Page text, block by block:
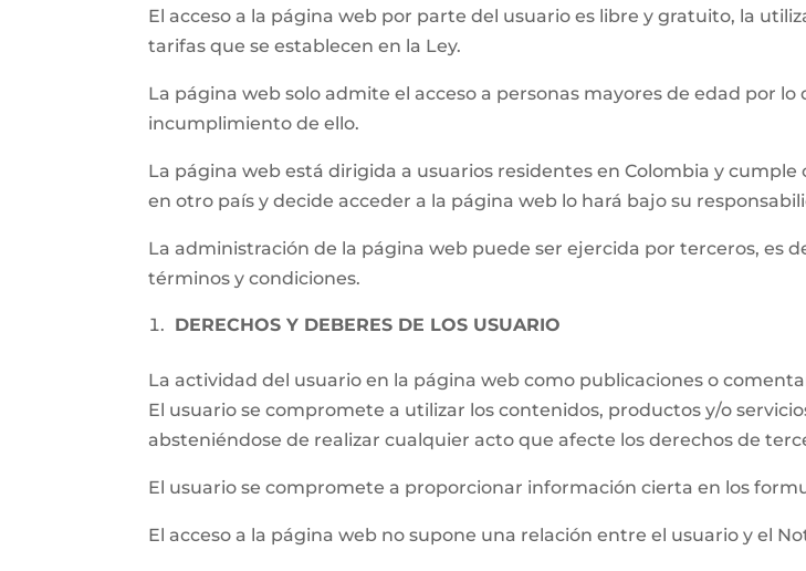
El acceso a la página web por parte del usuario es libre y gratuito, la
tarifas que se establecen en la Ley.
La página web solo admite el acceso a personas mayores de edad por
incumplimiento de ello.
La página web está dirigida a usuarios residentes en Colombia y
en otro país y decide acceder a la página web lo hará bajo su
La administración de la página web puede ser ejercida por terceros, es
términos y condiciones.
DERECHOS Y DEBERES DE LOS USUARIO
La actividad del usuario en la página web como publicaciones o
El usuario se compromete a utilizar los contenidos, productos y/o
absteniéndose de realizar cualquier acto que afecte los derechos de
El usuario se compromete a proporcionar información cierta en los
El acceso a la página web no supone una relación entre el usuario y el